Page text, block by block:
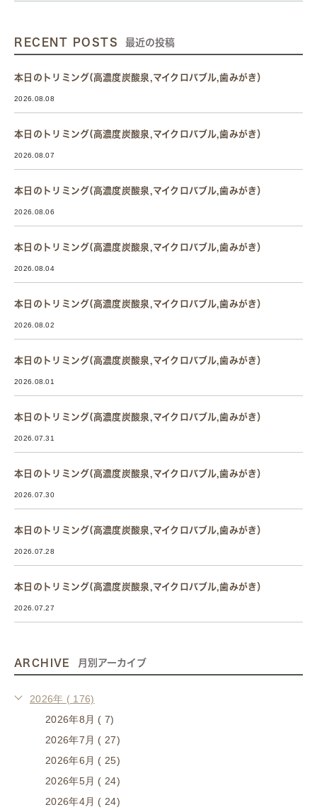
RECENT POSTS 最近の投稿
本日のトリミング(高濃度炭酸泉,マイクロバブル,歯みがき）
2026.08.08
本日のトリミング(高濃度炭酸泉,マイクロバブル,歯みがき）
2026.08.07
本日のトリミング(高濃度炭酸泉,マイクロバブル,歯みがき）
2026.08.06
本日のトリミング(高濃度炭酸泉,マイクロバブル,歯みがき）
2026.08.04
本日のトリミング(高濃度炭酸泉,マイクロバブル,歯みがき）
2026.08.02
本日のトリミング(高濃度炭酸泉,マイクロバブル,歯みがき）
2026.08.01
本日のトリミング(高濃度炭酸泉,マイクロバブル,歯みがき）
2026.07.31
本日のトリミング(高濃度炭酸泉,マイクロバブル,歯みがき）
2026.07.30
本日のトリミング(高濃度炭酸泉,マイクロバブル,歯みがき）
2026.07.28
本日のトリミング(高濃度炭酸泉,マイクロバブル,歯みがき）
2026.07.27
ARCHIVE 月別アーカイブ
2026年 ( 176)
2026年8月 ( 7)
2026年7月 ( 27)
2026年6月 ( 25)
2026年5月 ( 24)
2026年4月 ( 24)